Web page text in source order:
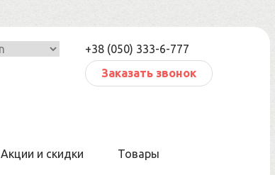
+38 (050) 333-6-777
Заказать звонок
Акции и скидки Товары